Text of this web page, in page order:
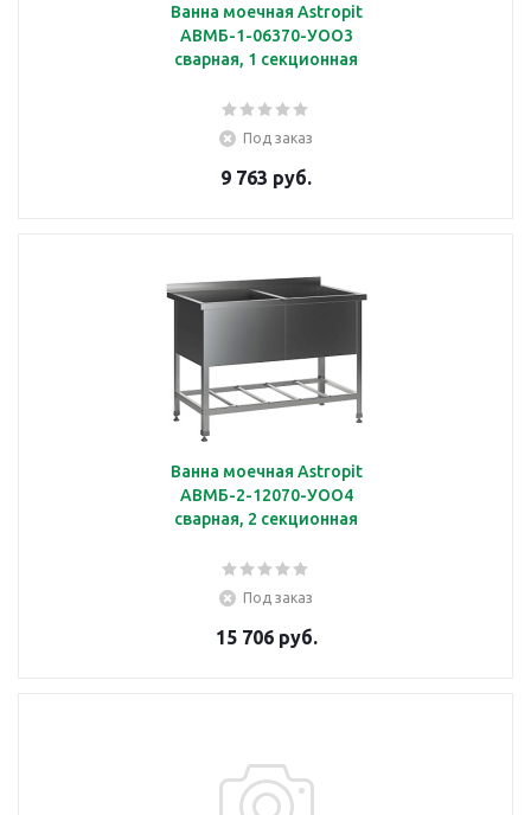
Ванна моечная Astropit
АВМБ-1-06370-УОО3
сварная, 1 секционная
Под заказ
9 763 руб.
Ванна моечная Astropit
АВМБ-2-12070-УОО4
сварная, 2 секционная
Под заказ
15 706 руб.